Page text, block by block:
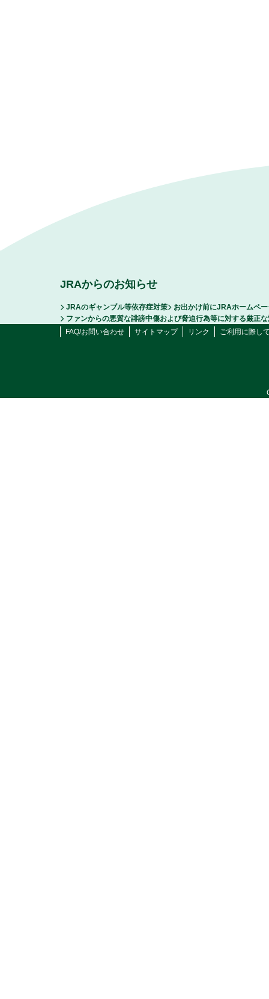
JRAからのお知らせ
JRAのギャンブル等依存症対策
お出かけ前にJRAホームペ
ファンからの悪質な誹謗中傷および脅迫行為等に対する厳正
FAQ/お問い合わせ
サイトマップ リンク ご利用に際し